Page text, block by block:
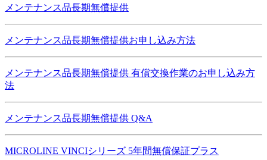
メンテナンス品長期無償提供
メンテナンス品長期無償提供お申し込み方法
メンテナンス品長期無償提供 有償交換作業のお申し込み方
法
メンテナンス品長期無償提供 Q&A
MICROLINE VINCIシリーズ 5年間無償保証プラス